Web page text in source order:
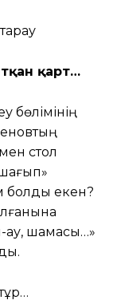
қарт…
бөлімінің
стол
болды екен?
ау, шамасы…»